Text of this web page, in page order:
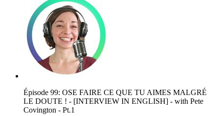
Épisode 99: OSE FAIRE CE QUE TU AIMES MALGRÉ
LE DOUTE ! - [INTERVIEW IN ENGLISH] - with Pete
Covington - Pt.1